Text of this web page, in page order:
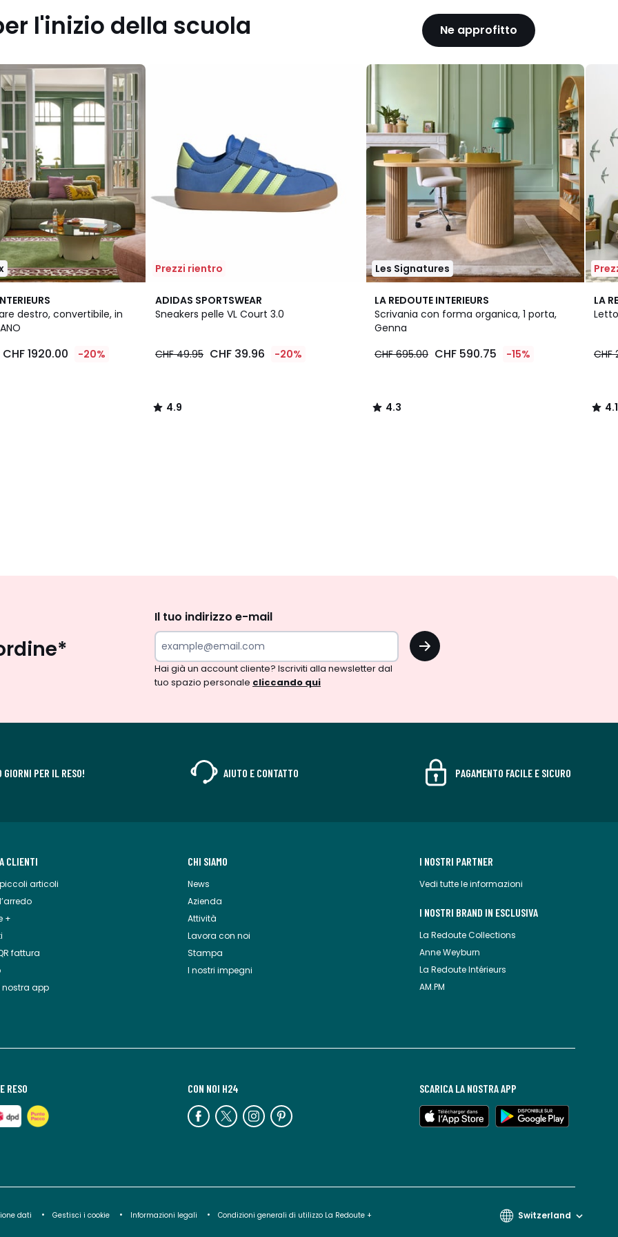
l'inizio della scuola Ne approfitto
destro, convertibile, in
CHF 1920.00 -20%
Prezzi rientro
ADIDAS SPORTSWEAR
Sneakers pelle VL Court 3.0
CHF 49.95 CHF 39.96 -20%
4.9
/ 5
4.9
/
Les Signatures
LA REDOUTE INTERIEURS
Scrivania con forma organica, 1 porta,
Genna
CHF 695.00 CHF 590.75 -15%
4.3
/ 5
4.3
/
LA
CHF
4.1
/ 5
4.1
/
Il tuo indirizzo e-mail
OK
Hai già un account cliente? Iscriviti alla newsletter dal
tuo spazio personale cliccando qui
GIORNI PER IL RESO! AIUTO E CONTATTO PAGAMENTO FACILE E SICURO
CLIENTI
articoli
+
fattura
app
CHI SIAMO
News
Azienda
Attività
Lavora con noi
Stampa
I nostri impegni
I NOSTRI PARTNER
Vedi tutte le informazioni
I NOSTRI BRAND IN ESCLUSIVA
La Redoute Collections
Anne Weyburn
La Redoute Intérieurs
AM.PM
RESO CON NOI H24 SCARICA LA NOSTRA APP
dati Gestisci i cookie Informazioni legali Condizioni generali di utilizzo La Redoute + Switzerland